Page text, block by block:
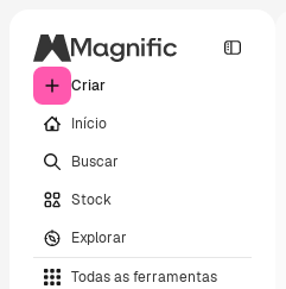
Criar
Início
Buscar
Stock
Explorar
Todas as ferramentas